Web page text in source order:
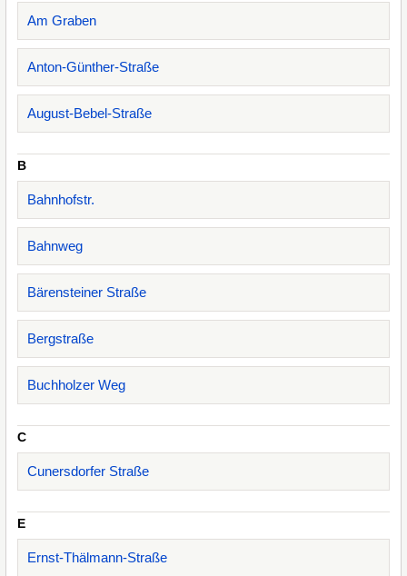
Am Graben
Anton-Günther-Straße
August-Bebel-Straße
B
Bahnhofstr.
Bahnweg
Bärensteiner Straße
Bergstraße
Buchholzer Weg
C
Cunersdorfer Straße
E
Ernst-Thälmann-Straße